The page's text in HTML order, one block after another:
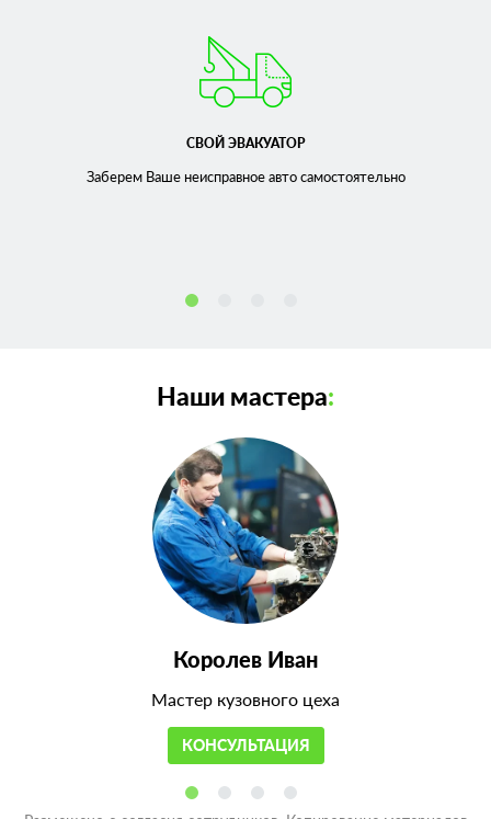
СВОЙ ЭВАКУАТОР
Заберем Ваше неисправноеавто самостоятельно
Наши мастера:
Королев Иван
Мастер кузовного цеха
КОНСУЛЬТАЦИЯ